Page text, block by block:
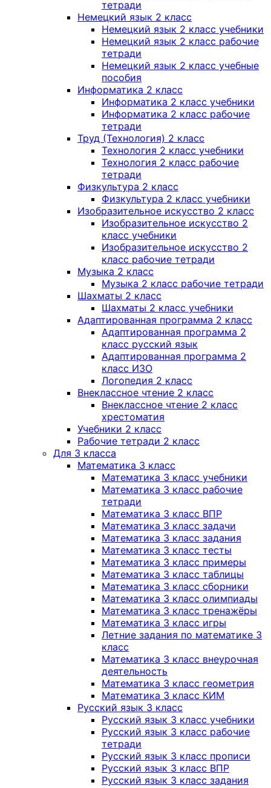
тетради
Немецкий язык 2 класс
Немецкий язык 2 класс учебники
Немецкий язык 2 класс рабочие
тетради
Немецкий язык 2 класс учебные
пособия
Информатика 2 класс
Информатика 2 класс учебники
Информатика 2 класс рабочие
тетради
Труд (Технология) 2 класс
Технология 2 класс учебники
Технология 2 класс рабочие
тетради
Физкультура 2 класс
Физкультура 2 класс учебники
Изобразительное искусство 2 класс
Изобразительное искусство 2
класс учебники
Изобразительное искусство 2
класс рабочие тетради
Музыка 2 класс
Музыка 2 класс рабочие тетради
Шахматы 2 класс
Шахматы 2 класс учебники
Адаптированная программа 2 класс
Адаптированная программа 2
класс русский язык
Адаптированная программа 2
класс ИЗО
Логопедия 2 класс
Внеклассное чтение 2 класс
Внеклассное чтение 2 класс
хрестоматия
Учебники 2 класс
Рабочие тетради 2 класс
Для 3 класса
Математика 3 класс
Математика 3 класс учебники
Математика 3 класс рабочие
тетради
Математика 3 класс ВПР
Математика 3 класс задачи
Математика 3 класс задания
Математика 3 класс тесты
Математика 3 класс примеры
Математика 3 класс таблицы
Математика 3 класс сборники
Математика 3 класс олимпиады
Математика 3 класс тренажёры
Математика 3 класс игры
Летние задания по математике 3
класс
Математика 3 класс внеурочная
деятельность
Математика 3 класс геометрия
Математика 3 класс КИМ
Русский язык 3 класс
Русский язык 3 класс учебники
Русский язык 3 класс рабочие
тетради
Русский язык 3 класс прописи
Русский язык 3 класс ВПР
Русский язык 3 класс задания